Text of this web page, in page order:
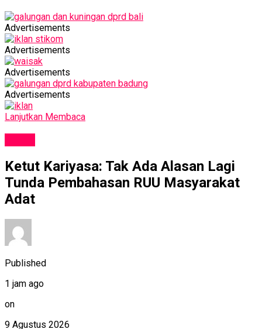
Advertisements
Advertisements
Advertisements
Advertisements
Lanjutkan Membaca
Ketut Kariyasa: Tak Ada Alasan Lagi
Tunda Pembahasan RUU Masyarakat
Adat
Published
1 jam ago
on
9 Agustus 2026